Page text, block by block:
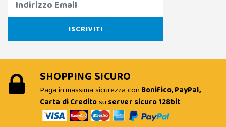
SHOPPING SICURO
Paga in massima sicurezza con Bonifico, PayPal,
Carta di Creditosu server sicuro 128bit.